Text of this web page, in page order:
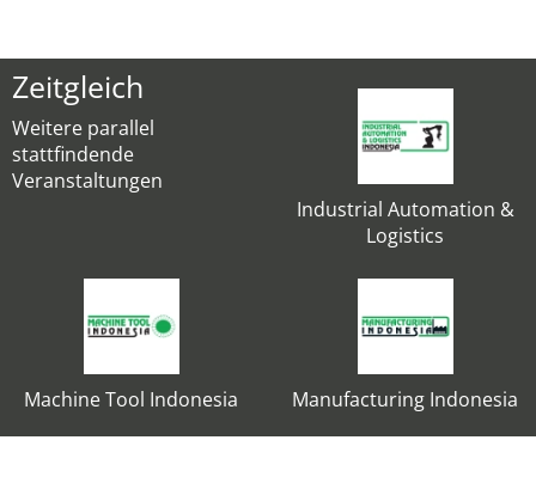
Zeitgleich
Weitere parallel
stattfindende
Veranstaltungen
Industrial Automation &
Logistics
Machine Tool Indonesia Manufacturing Indonesia